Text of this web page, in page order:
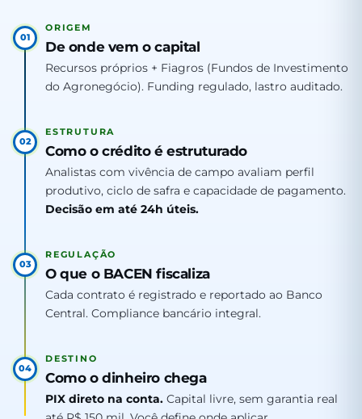
01
ORIGEM
De onde vem o capital
Recursos próprios + Fiagros (Fundos de Investimento
do Agronegócio). Funding regulado, lastro auditado.
02
ESTRUTURA
Como o crédito é estruturado
Analistas com vivência de campo avaliam perfil
produtivo, ciclo de safra e capacidade de pagamento.
Decisão em até 24h úteis.
03
REGULAÇÃO
O que o BACEN fiscaliza
Cada contrato é registrado e reportado ao Banco
Central. Compliance bancário integral.
04
DESTINO
Como o dinheiro chega
PIX direto na conta. Capital livre, sem garantia real